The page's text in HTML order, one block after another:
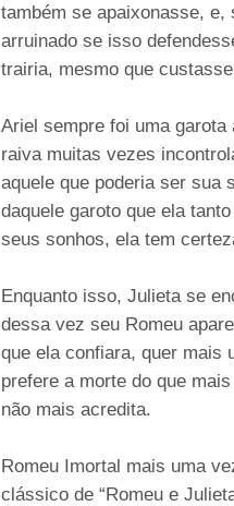
também se apaixonasse,
arruinado se isso
trairia, mesmo que
Ariel sempre foi uma
raiva muitas vezes
aquele que poderia ser sua
daquele garoto que ela
seus sonhos, ela tem
Enquanto isso, Julieta se
dessa vez seu Romeu
que ela confiara, quer mais
prefere a morte do que
não mais acredita.
Romeu Imortal mais uma
clássico de “Romeu e